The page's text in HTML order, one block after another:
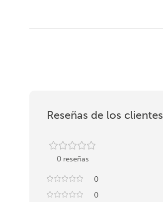
Reseñas de los clientes
0 reseñas
0
0